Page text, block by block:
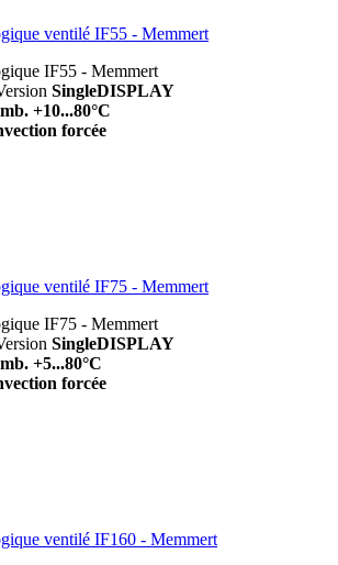
ventilé IF55 - Memmert
IF55 - Memmert
SingleDISPLAY
+10...80°C
forcée
ventilé IF75 - Memmert
IF75 - Memmert
SingleDISPLAY
+5...80°C
forcée
ventilé IF160 - Memmert